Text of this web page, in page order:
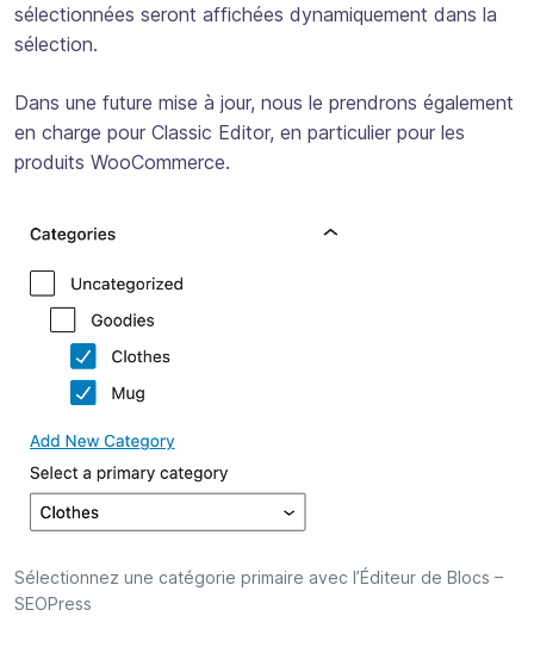
sélectionnées seront affichées dynamiquement dans la
sélection.
Dans une future mise à jour, nous le prendrons également
en charge pour Classic Editor, en particulier pour les
produits WooCommerce.
Sélectionnez une catégorie primaire avec l’Éditeur de Blocs –
SEOPress